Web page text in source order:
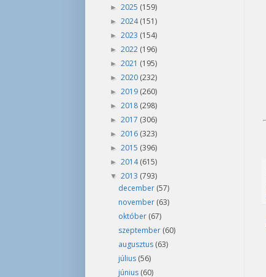
► 2025 (159)
► 2024(151)
► 2023 (154)
► 2022 (196)
► 2021 (195)
► 2020 (232)
► 2019 (260)
► 2018 (298)
► 2017 (306)
► 2016 (323)
► 2015 (396)
► 2014(615)
▼ 2013 (793)
december (57)
november (63)
október (67)
szeptember (60)
augusztus (63)
július (56)
június (60)